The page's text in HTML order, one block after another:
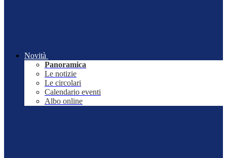
Novità
Panoramica
Le notizie
Le circolari
Calendario eventi
Albo online